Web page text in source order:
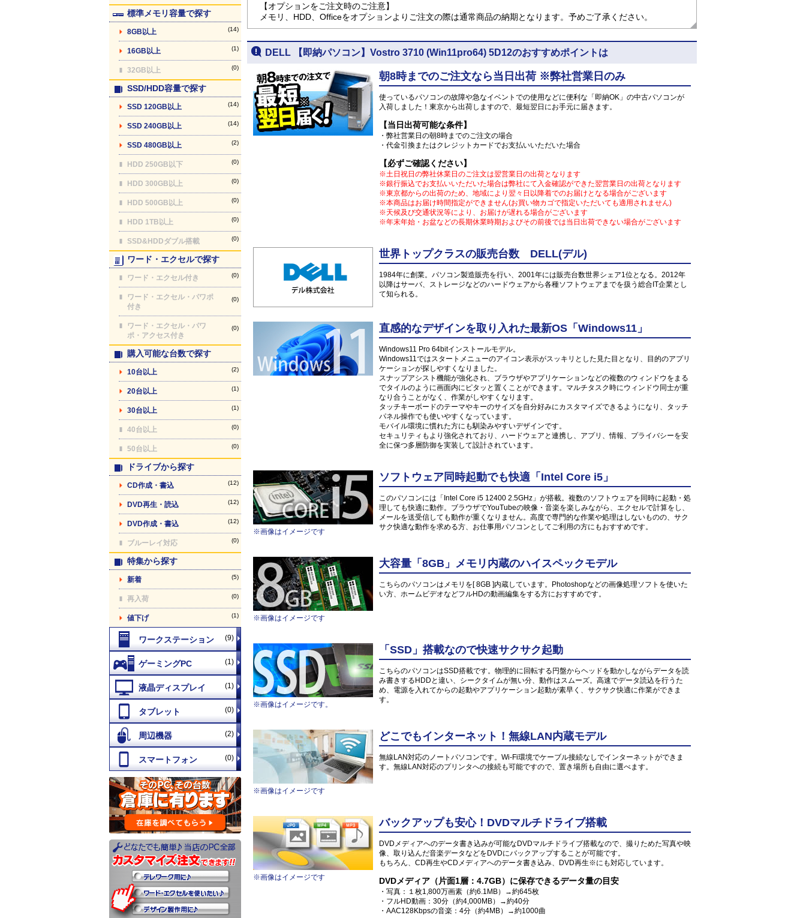
標準メモリ容量で探す
8GB以上 (14)
16GB以上 (1)
32GB以上 (0)
SSD/HDD容量で探す
SSD 120GB以上 (14)
SSD 240GB以上 (14)
SSD 480GB以上 (2)
HDD 250GB以下 (0)
HDD 300GB以上 (0)
HDD 500GB以上 (0)
HDD 1TB以上 (0)
SSD&HDDダブル搭載 (0)
ワード・エクセルで探す
ワード・エクセル付き (0)
ワード・エクセル・パワポ
付き
(0)
ワード・エクセル・パワ
ポ・アクセス付き
(0)
購入可能な台数で探す
10台以上 (2)
20台以上 (1)
30台以上 (1)
40台以上 (0)
50台以上 (0)
ドライブから探す
CD作成・書込 (12)
DVD再生・読込 (12)
DVD作成・書込 (12)
ブルーレイ対応 (0)
特集から探す
新着 (5)
再入荷 (0)
値下げ (1)
(9)
(1)
(1)
(0)
(2)
(0)
【オプションをご注文時のご注意】
メモリ、HDD、Officeをオプションよりご注文の際は通常商品の納期となります。予めご了承ください。
DELL 【即納パソコン】Vostro 3710 (Win11pro64) 5D12のおすすめポイントは
朝8時までのご注文なら当日出荷 ※弊社営業日のみ
使っているパソコンの故障や急なイベントでの使用などに便利な「即納OK」の中古パソコンが
入荷しました！東京から出荷しますので、最短翌日にお手元に届きます。
【当日出荷可能な条件】
・弊社営業日の朝8時までのご注文の場合
・代金引換またはクレジットカードでお支払いいただいた場合
【必ずご確認ください】
※土日祝日の弊社休業日のご注文は翌営業日の出荷となります
※銀行振込でお支払いいただいた場合は弊社にて入金確認ができた翌営業日の出荷となります
※東京都からの出荷のため、地域により翌々日以降着でのお届けとなる場合がございます
※本商品はお届け時間指定ができません(お買い物カゴで指定いただいても適用されません)
※天候及び交通状況等により、お届けが遅れる場合がございます
※年末年始・お盆などの長期休業時期およびその前後では当日出荷できない場合がございます
世界トップクラスの販売台数 DELL(デル)
1984年に創業。パソコン製造販売を行い、2001年には販売台数世界シェア1位となる。2012年
以降はサーバ、ストレージなどのハードウェアから各種ソフトウェアまでを扱う総合IT企業とし
て知られる。
直感的なデザインを取り入れた最新OS「Windows11」
Windows11 Pro 64bitインストールモデル。
Windows11ではスタートメニューのアイコン表示がスッキリとした見た目となり、目的のアプリ
ケーションが探しやすくなりました。
スナップアシスト機能が強化され、ブラウザやアプリケーションなどの複数のウィンドウをまる
でタイルのように画面内にピタッと置くことができます。マルチタスク時にウィンドウ同士が重
なり合うことがなく、作業がしやすくなります。
タッチキーボードのテーマやキーのサイズを自分好みにカスタマイズできるようになり、タッチ
パネル操作でも使いやすくなっています。
モバイル環境に慣れた方にも馴染みやすいデザインです。
セキュリティもより強化されており、ハードウェアと連携し、アプリ、情報、プライバシーを安
全に保つ多層防御を実装して設計されています。
※画像はイメージです
ソフトウェア同時起動でも快適「Intel Core i5」
このパソコンには「Intel Core i5 12400 2.5GHz」が搭載。複数のソフトウェアを同時に起動・処
理しても快適に動作。ブラウザでYouTubeの映像・音楽を楽しみながら、エクセルで計算をし、
メールを送受信しても動作が重くなりません。高度で専門的な作業や処理はしないものの、サク
サク快適な動作を求める方、お仕事用パソコンとしてご利用の方にもおすすめです。
※画像はイメージです
大容量「8GB」メモリ内蔵のハイスペックモデル
こちらのパソコンはメモリを[ 8GB ]内蔵しています。Photoshopなどの画像処理ソフトを使いた
い方、ホームビデオなどフルHDの動画編集をする方におすすめです。
※画像はイメージです。
「SSD」搭載なので快速サクサク起動
こちらのパソコンはSSD搭載です。物理的に回転する円盤からヘッドを動かしながらデータを読
み書きするHDDと違い、シークタイムが無い分、動作はスムーズ。高速でデータ読込を行うた
め、電源を入れてからの起動やアプリケーション起動が素早く、サクサク快適に作業ができま
す。
※画像はイメージです
どこでもインターネット！無線LAN内蔵モデル
無線LAN対応のノートパソコンです。Wi-Fi環境でケーブル接続なしでインターネットができま
す。無線LAN対応のプリンタへの接続も可能ですので、置き場所も自由に選べます。
※画像はイメージです
バックアップも安心！DVDマルチドライブ搭載
DVDメディアへのデータ書き込みが可能なDVDマルチドライブ搭載なので、撮りためた写真や映
像、取り込んだ音楽データなどをDVDにバックアップすることが可能です。
もちろん、CD再生やCDメディアへのデータ書き込み、DVD再生※にも対応しています。
DVDメディア（片面1層：4.7GB）に保存できるデータ量の目安
・写真：１枚1,800万画素（約6.1MB）→約645枚
・フルHD動画：30分（約4,000MB）→約40分
・AAC128Kbpsの音楽：4分（約4MB）→約1000曲